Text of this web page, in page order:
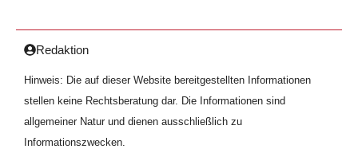
Redaktion
Hinweis: Die auf dieser Website bereitgestellten Informationen
stellen keine Rechtsberatung dar. Die Informationen sind
allgemeiner Natur und dienen ausschließlich zu
Informationszwecken.